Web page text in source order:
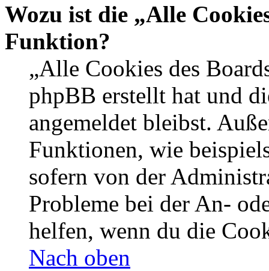
Wozu ist die „Alle
Funktion?
„Alle Cookies des
phpBB erstellt hat und
angemeldet bleibst.
Funktionen, wie
sofern von der
Probleme bei der An-
helfen, wenn du die
Nach oben